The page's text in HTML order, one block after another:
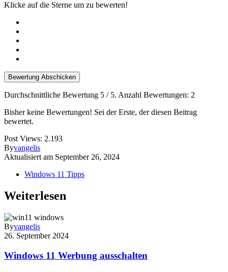
Klicke auf die Sterne um zu bewerten!
Bewertung Abschicken
Durchschnittliche Bewertung 5 / 5. Anzahl Bewertungen: 2
Bisher keine Bewertungen! Sei der Erste, der diesen Beitrag
bewertet.
Post Views: 2.193
Byvangelis
Aktualisiert am September 26, 2024
Windows 11 Tipps
Weiterlesen
Byvangelis
26. September 2024
Windows 11 Werbung ausschalten